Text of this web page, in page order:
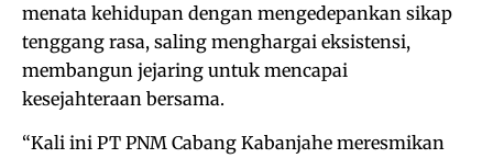
menata kehidupan dengan mengedepankan sikap
tenggang rasa, saling menghargai eksistensi,
membangun jejaring untuk mencapai
kesejahteraan bersama.
“Kali ini PT PNM Cabang Kabanjahe meresmikan